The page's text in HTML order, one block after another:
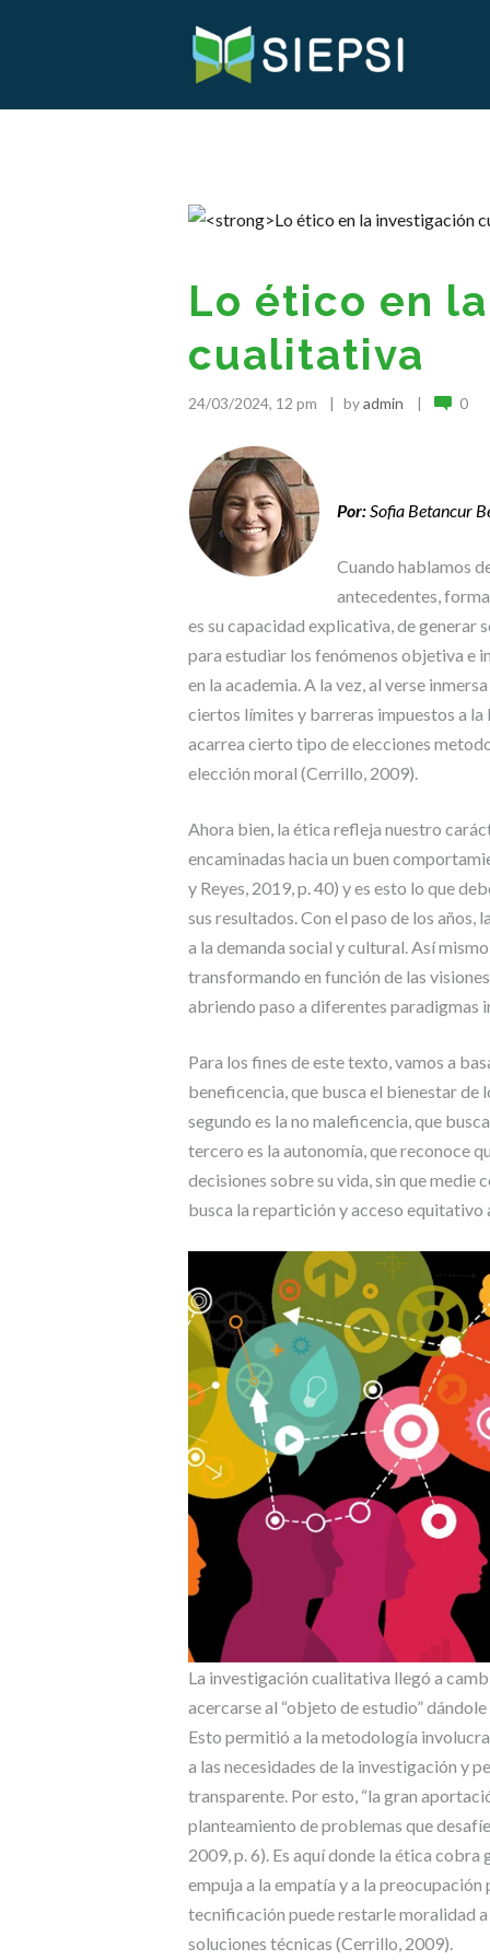
Lo ético en
cualitativa
24/03/2024, 12 pm byadmin 0
Por: Sofia Betancur
Cuando hablamos
antecedentes,
es su capacidad explicativa, de generar
para estudiar los fenómenos objetiva e
en la academia. A la vez, al verse
ciertos límites y barreras impuestos a la
acarrea cierto tipo de elecciones
elección moral (Cerrillo, 2009).
Ahora bien, la ética refleja nuestro
encaminadas hacia un buen
y Reyes, 2019, p. 40) y es esto lo que
sus resultados. Con el paso de los
a la demanda social y cultural. Así
transformando en función de las
abriendo paso a diferentes paradigmas
Para los fines de este texto, vamos a
beneficencia, que busca el bienestar de
segundo es la no maleficencia, que
tercero es la autonomía, que reconoce
decisiones sobre su vida, sin que medie
busca la repartición y acceso equitativo
La investigación cualitativa llegó a
acercarse al “objeto de estudio”
Esto permitió a la metodología
a las necesidades de la investigación y
transparente. Por esto, “la gran
planteamiento de problemas que
2009, p. 6). Es aquí donde la ética
empuja a la empatía y a la
tecnificación puede restarle moralidad
soluciones técnicas (Cerrillo, 2009).